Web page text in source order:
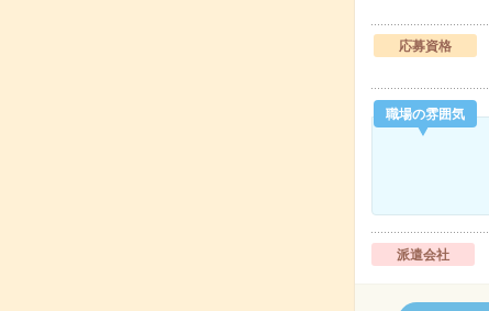
応募資格
職場の雰囲気
派遣会社